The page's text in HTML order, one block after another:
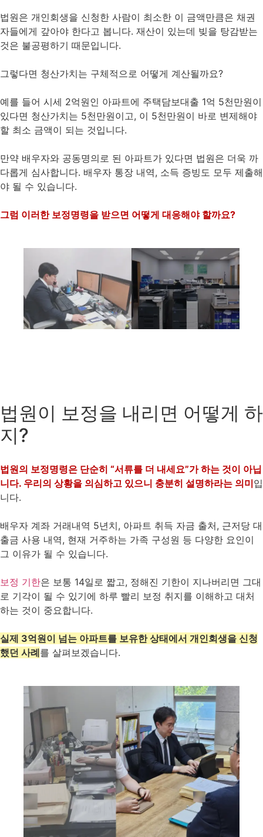
법원은 개인회생을 신청한 사람이 최소한 이 금액만큼은 채권
자들에게 갚아야 한다고 봅니다. 재산이 있는데 빚을 탕감받는
것은 불공평하기 때문입니다.
그렇다면 청산가치는 구체적으로 어떻게 계산될까요?
예를 들어 시세 2억원인 아파트에 주택담보대출 1억 5천만원이
있다면 청산가치는 5천만원이고, 이 5천만원이 바로 변제해야
할 최소 금액이 되는 것입니다.
만약 배우자와 공동명의로 된 아파트가 있다면 법원은 더욱 까
다롭게 심사합니다. 배우자 통장 내역, 소득 증빙도 모두 제출해
야 될 수 있습니다.
그럼 이러한 보정명령을 받으면 어떻게 대응해야 할까요?
법원이 보정을 내리면 어떻게 하
지?
법원의 보정명령은 단순히 “서류를 더 내세요”가 하는 것이 아닙
니다. 우리의 상황을 의심하고 있으니 충분히 설명하라는 의미입
니다.
배우자 계좌 거래내역 5년치, 아파트 취득 자금 출처, 근저당 대
출금 사용 내역, 현재 거주하는 가족 구성원 등 다양한 요인이
그 이유가 될 수 있습니다.
보정 기한은 보통 14일로 짧고, 정해진 기한이 지나버리면 그대
로 기각이 될 수 있기에 하루 빨리 보정 취지를 이해하고 대처
하는 것이 중요합니다.
실제 3억원이 넘는 아파트를 보유한 상태에서 개인회생을 신청
했던 사례를 살펴보겠습니다.